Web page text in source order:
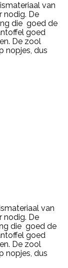
van
nodig. De
die goed de
goed
De zool
nopjes, dus
van
nodig. De
die goed de
goed
De zool
nopjes, dus